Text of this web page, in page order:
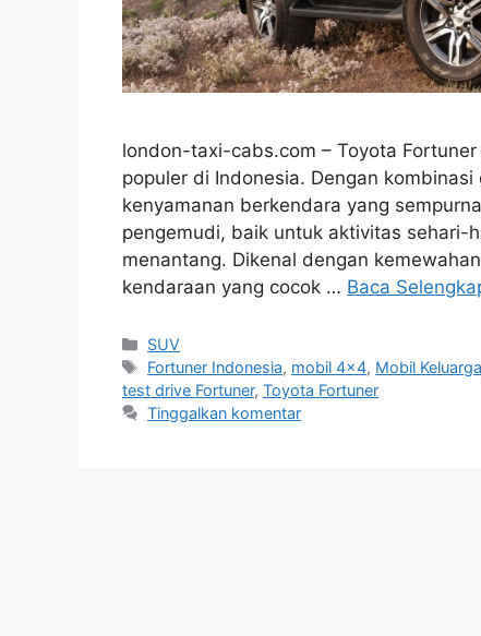
london-taxi-cabs.com – Toyota
populer di Indonesia. Dengan
kenyamanan berkendara yang
pengemudi, baik untuk aktivitas sehari-
menantang. Dikenal dengan
kendaraan yang cocok … Baca
Kategori
SUV
Tag
Fortuner Indonesia, mobil 4x4, Mobil Keluarga
test drive Fortuner, Toyota Fortuner
Tinggalkan komentar